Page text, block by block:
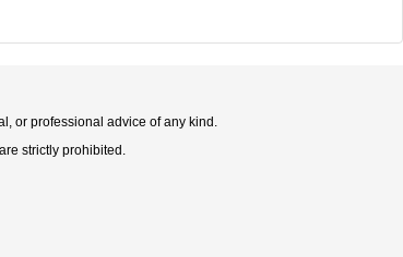
or professional advice of any kind.
strictly prohibited.